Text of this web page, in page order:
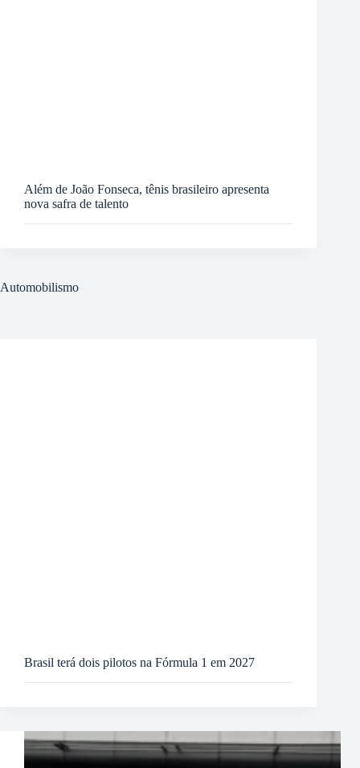
Além de João Fonseca, tênis brasileiro apresenta
nova safra de talento
Automobilismo
Brasil terá dois pilotos na Fórmula 1 em 2027